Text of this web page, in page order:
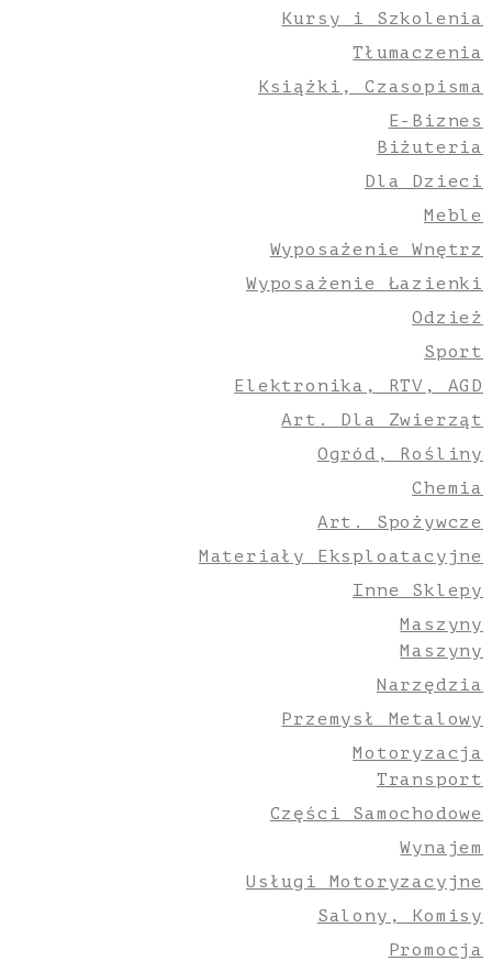
Kursy i Szkolenia
Tłumaczenia
Książki, Czasopisma
E-Biznes
Biżuteria
Dla Dzieci
Meble
Wyposażenie Wnętrz
Wyposażenie Łazienki
Odzież
Sport
Elektronika, RTV, AGD
Art. Dla Zwierząt
Ogród, Rośliny
Chemia
Art. Spożywcze
Materiały Eksploatacyjne
Inne Sklepy
Maszyny
Maszyny
Narzędzia
Przemysł Metalowy
Motoryzacja
Transport
Części Samochodowe
Wynajem
Usługi Motoryzacyjne
Salony, Komisy
Promocja